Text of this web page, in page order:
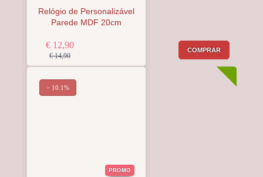
Relógio de Personalizável
Parede MDF 20cm
€ 12,90
€ 14,90
COMPRAR
PROMO
− 10.1%